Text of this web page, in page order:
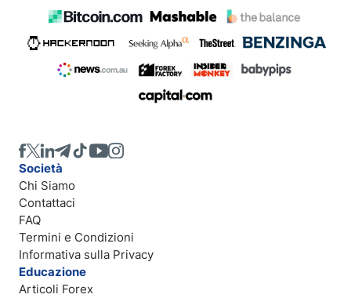
Società
Chi Siamo
Contattaci
FAQ
Termini e Condizioni
Informativa sulla Privacy
Educazione
Articoli Forex